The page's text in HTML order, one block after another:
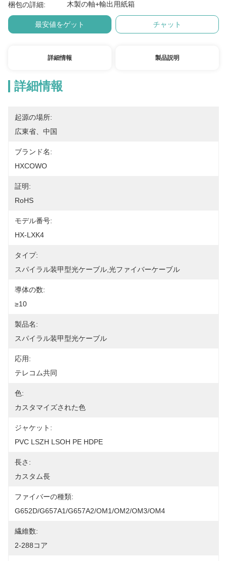
梱包の詳細: 木製の軸+輸出用紙箱
最安値をゲット チャット
詳細情報 製品説明
詳細情報
起源の場所:
広東省、中国
ブランド名:
HXCOWO
証明:
RoHS
モデル番号:
HX-LXK4
タイプ:
スパイラル装甲型光ケーブル,光ファイバーケーブル
導体の数:
≥10
製品名:
スパイラル装甲型光ケーブル
応用:
テレコム共同
色:
カスタマイズされた色
ジャケット:
PVC LSZH LSOH PE HDPE
長さ:
カスタム長
ファイバーの種類:
G652D/G657A1/G657A2/OM1/OM2/OM3/OM4
繊維数:
2-288コア